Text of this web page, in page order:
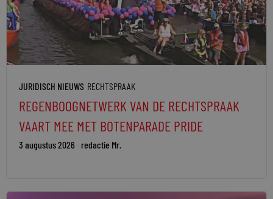
JURIDISCH NIEUWS RECHTSPRAAK
REGENBOOGNETWERK VAN DE RECHTSPRAAK
VAART MEE MET BOTENPARADE PRIDE
3 augustus 2026 redactie Mr.